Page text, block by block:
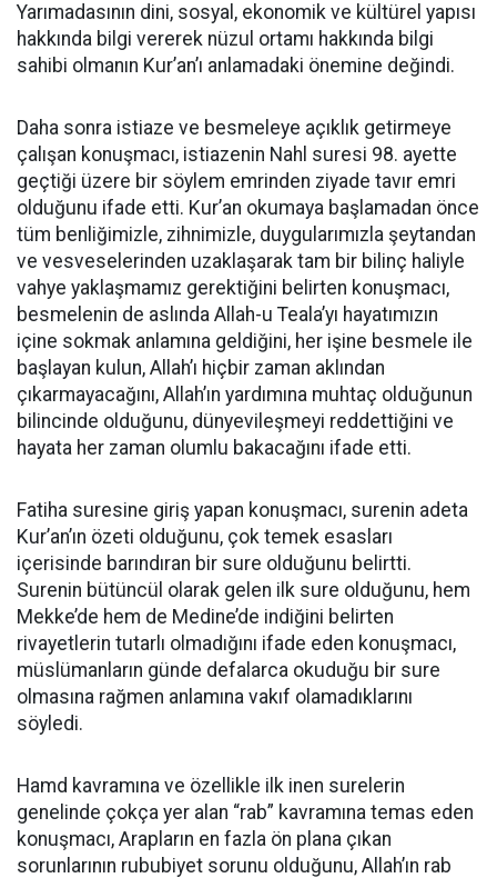
Yarımadasının dini, sosyal, ekonomik ve kültürel yapısı
hakkında bilgi vererek nüzul ortamı hakkında bilgi
sahibi olmanın Kur’an’ı anlamadaki önemine değindi.
Daha sonra istiaze ve besmeleye açıklık getirmeye
çalışan konuşmacı, istiazenin Nahl suresi 98. ayette
geçtiği üzere bir söylem emrinden ziyade tavır emri
olduğunu ifade etti. Kur’an okumaya başlamadan önce
tüm benliğimizle, zihnimizle, duygularımızla şeytandan
ve vesveselerinden uzaklaşarak tam bir bilinç haliyle
vahye yaklaşmamız gerektiğini belirten konuşmacı,
besmelenin de aslında Allah-u Teala’yı hayatımızın
içine sokmak anlamına geldiğini, her işine besmele ile
başlayan kulun, Allah’ı hiçbir zaman aklından
çıkarmayacağını, Allah’ın yardımına muhtaç olduğunun
bilincinde olduğunu, dünyevileşmeyi reddettiğini ve
hayata her zaman olumlu bakacağını ifade etti.
Fatiha suresine giriş yapan konuşmacı, surenin adeta
Kur’an’ın özeti olduğunu, çok temek esasları
içerisinde barındıran bir sure olduğunu belirtti.
Surenin bütüncül olarak gelen ilk sure olduğunu, hem
Mekke’de hem de Medine’de indiğini belirten
rivayetlerin tutarlı olmadığını ifade eden konuşmacı,
müslümanların günde defalarca okuduğu bir sure
olmasına rağmen anlamına vakıf olamadıklarını
söyledi.
Hamd kavramına ve özellikle ilk inen surelerin
genelinde çokça yer alan “rab” kavramına temas eden
konuşmacı, Arapların en fazla ön plana çıkan
sorunlarının rububiyet sorunu olduğunu, Allah’ın rab